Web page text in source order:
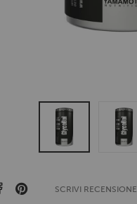
SCRIVI RECENSIONE